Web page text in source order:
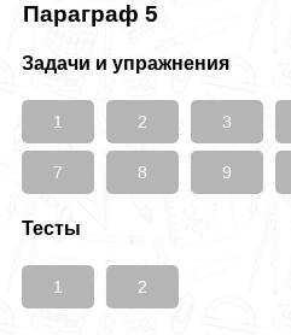
Параграф 5
Задачи и упражнения
1 2 3
7 8 9
Тесты
1 2